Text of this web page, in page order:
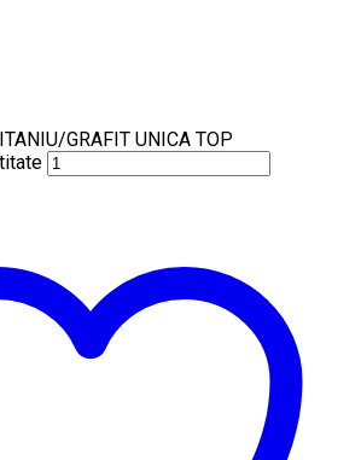
GRAFIT UNICA TOP